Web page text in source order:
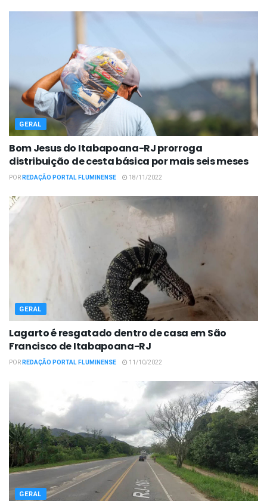
GERAL
Bom Jesus do Itabapoana-RJ prorroga
distribuição de cesta básica por mais seis meses
PORREDAÇÃO PORTAL FLUMINENSE 18/11/2022
GERAL
Lagarto é resgatado dentro de casa em São
Francisco de Itabapoana-RJ
PORREDAÇÃO PORTAL FLUMINENSE 11/10/2022
GERAL